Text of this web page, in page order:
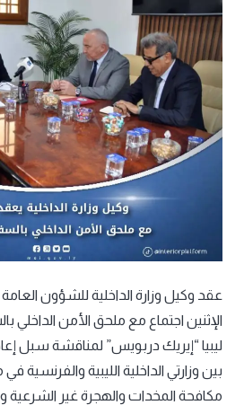
عقد وكيل وزارة الداخلية للشؤون
الإثنين اجتماع مع ملحق الأمن الداخلي
ليبيا “إيريك دربويس” لمناقشة سبل
بين وزارتي الداخلية الليبية والفرنسية
مكافحة المخدات والهجرة غير الشرعية